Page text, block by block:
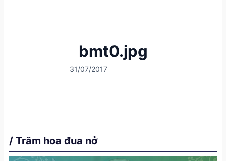
bmt0.jpg
31/07/2017
/ Trăm hoa đua nở